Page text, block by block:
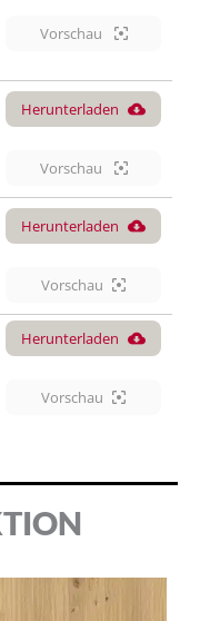
Vorschau
Herunterladen
Vorschau
Herunterladen
Vorschau
Herunterladen
Vorschau